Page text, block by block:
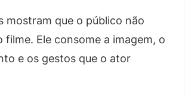
mostram que o público não
filme. Ele consome a imagem, o
e os gestos que o ator